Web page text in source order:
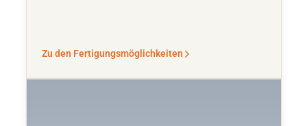
Zu den Fertigungsmöglichkeiten